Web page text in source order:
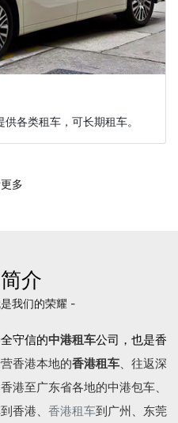
各类租车，可长期租车。
多
介
我们的荣耀 -
守信的中港租车公司，也是香
香港本地的香港租车、往返深
港至广东省各地的中港包车、
香港、 香港租车到广州、东莞